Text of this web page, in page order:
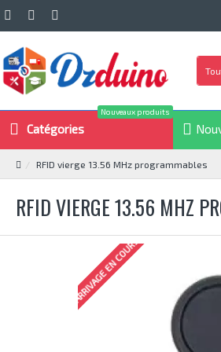
Catégories
Nouveaux produits
RFID vierge 13.56 MHz programmables
RFID VIERGE 13.56 MHZ
ARRIVAGE EN COURS